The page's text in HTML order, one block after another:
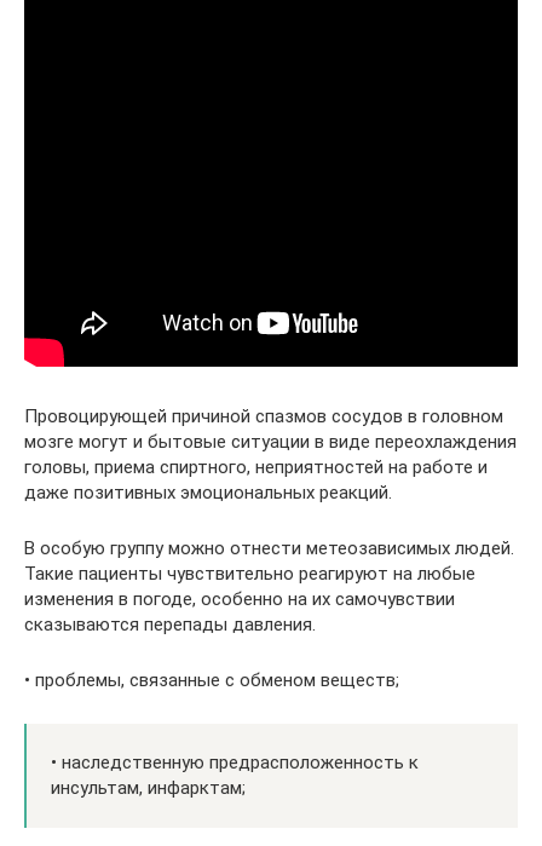
Провоцирующей причиной спазмов сосудов в головном
мозге могут и бытовые ситуации в виде переохлаждения
головы, приема спиртного, неприятностей на работе и
даже позитивных эмоциональных реакций.
В особую группу можно отнести метеозависимых людей.
Такие пациенты чувствительно реагируют на любые
изменения в погоде, особенно на их самочувствии
сказываются перепады давления.
• проблемы, связанные с обменом веществ;
• наследственную предрасположенность к
инсультам, инфарктам;